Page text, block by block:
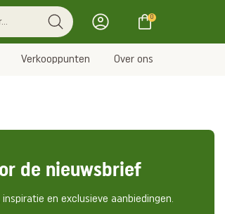
0
Verkooppunten Over ons
de nieuwsbrief
en exclusieve aanbiedingen.